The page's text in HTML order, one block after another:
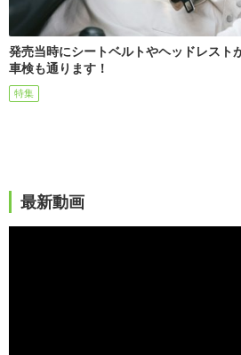
発売当時にシートベルトやヘッドレスト
車検も通ります！
特集
最新動画